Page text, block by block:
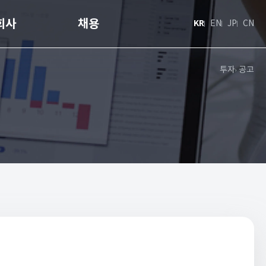
사 채용 KR EN JP CN
투자 공고